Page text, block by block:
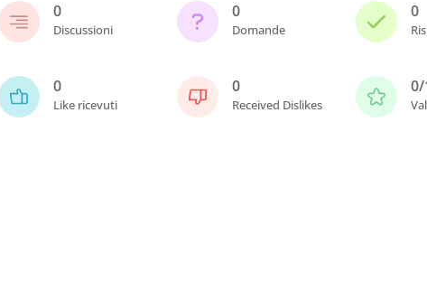
0
Discussioni
0
Domande
0
0
Like ricevuti
0
Received Dislikes
0/